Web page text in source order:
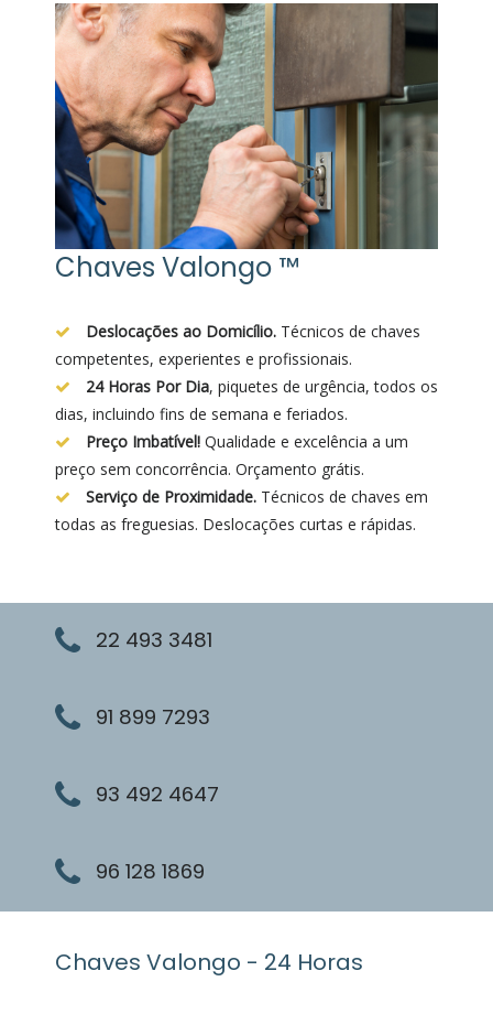
Chaves Valongo ™
Deslocações ao Domicílio. Técnicos de chaves
competentes, experientes e profissionais.
24 Horas Por Dia, piquetes de urgência, todos os
dias, incluindo fins de semana e feriados.
Preço Imbatível! Qualidade e excelência a um
preço sem concorrência. Orçamento grátis.
Serviço de Proximidade. Técnicos de chaves em
todas as freguesias. Deslocações curtas e rápidas.
22 493 3481
91 899 7293
93 492 4647
96 128 1869
Chaves Valongo - 24 Horas